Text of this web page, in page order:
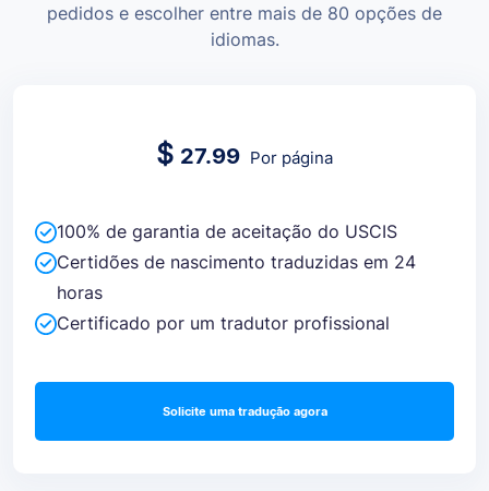
pedidos e escolher entre mais de 80 opções de
idiomas.
$ 27.99 Por página
100% de garantia de aceitação do USCIS
Certidões de nascimento traduzidas em 24
horas
Certificado por um tradutor profissional
Solicite uma tradução agora